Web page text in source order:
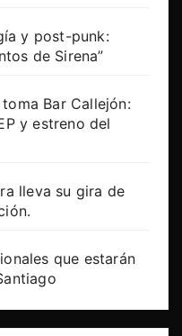
y post-punk:
de Sirena”
Bar Callejón:
y estreno del
lleva su gira de
que estarán